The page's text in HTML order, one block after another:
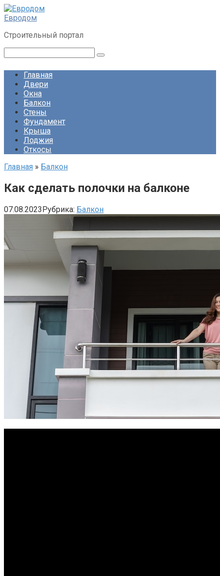
Перейти
к
Евродом
Строительный портал
Главная
Двери
Окна
Балкон
Стены
Фундамент
Крыша
Лоджия
Откосы
Главная » Балкон
Как сделать полочки на балконе
07.08.2023Рубрика: Балкон